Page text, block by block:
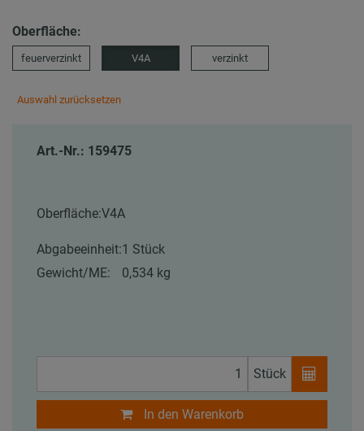
Oberfläche:
feuerverzinkt V4A verzinkt
Auswahl zurücksetzen
Art.-Nr.: 159475
Oberfläche:V4A
Abgabeeinheit:1 Stück
Gewicht/ME:
0,534 kg
Stück
In den Warenkorb